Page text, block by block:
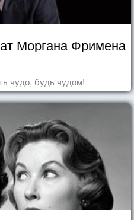
Моргана Фримена
чудо, будь чудом!